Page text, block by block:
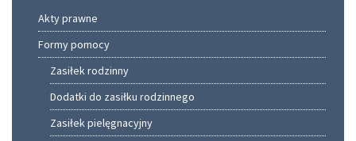
Akty prawne
Formy pomocy
Zasiłek rodzinny
Dodatki do zasiłku rodzinnego
Zasiłek pielęgnacyjny